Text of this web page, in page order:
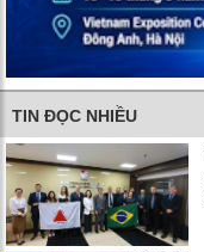
TIN ĐỌC NHIỀU